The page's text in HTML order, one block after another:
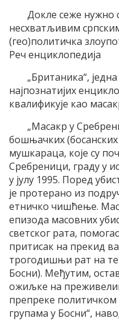
Докле сеже нужно
несхватљивим
(гео)политичка
Реч енциклопедија
„Британика“,
најпознатијих
квалификује као
„Масакр у
бошњачких
мушкараца, које су
Сребреници, граду у
у јулу 1995. Поред
је протерано из
етничко чишћење.
епизода масовних
светског рата,
притисак на прекид
трогодишњи рат на
Босни). Међутим,
ожиљке на
препреке
групама у Босни“,